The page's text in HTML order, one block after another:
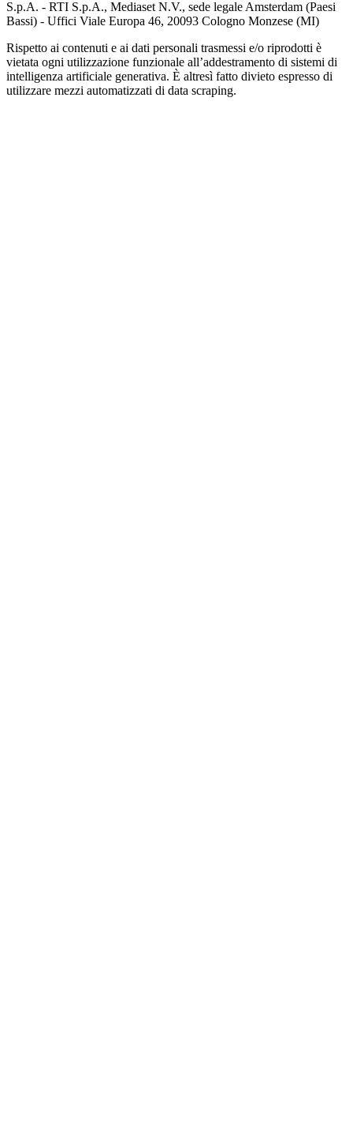
S.p.A. - RTI S.p.A., Mediaset N.V., sede legale Amsterdam (Paesi
Bassi) - Uffici Viale Europa 46, 20093 Cologno Monzese (MI)
Rispetto ai contenuti e ai dati personali trasmessi e/o riprodotti è
vietata ogni utilizzazione funzionale all’addestramento di sistemi di
intelligenza artificiale generativa. È altresì fatto divieto espresso di
utilizzare mezzi automatizzati di data scraping.